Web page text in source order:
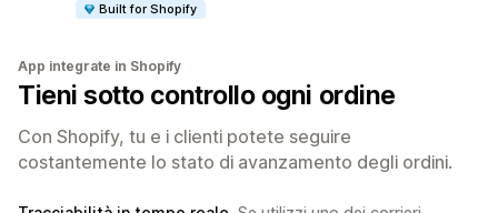
Built for Shopify
App integrate in Shopify
Tieni sotto controllo ogni ordine
Con Shopify, tu e i clienti potete seguire
costantemente lo stato di avanzamento degli ordini.